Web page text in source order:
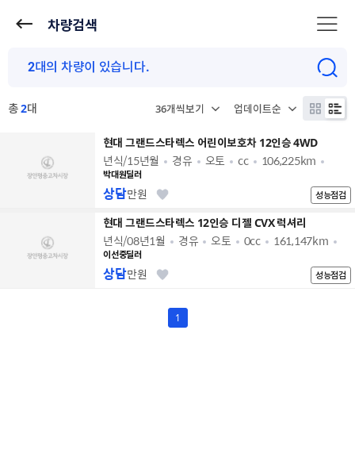
차량검색
총2대
현대 그랜드스타렉스 어린이보호차 12인승 4WD
년식/15년월 경유 오토 cc 106,225km
박대원딜러
성능점검
상담만원
현대 그랜드스타렉스 12인승 디젤 CVX 럭셔리
년식/08년1월 경유 오토 0cc 161,147km
이선중딜러
성능점검
상담만원
1